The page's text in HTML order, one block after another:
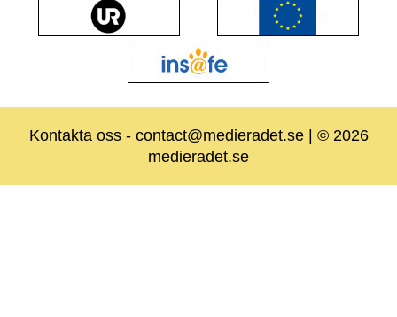
Kontakta oss- contact@medieradet.se | © 2026
medieradet.se